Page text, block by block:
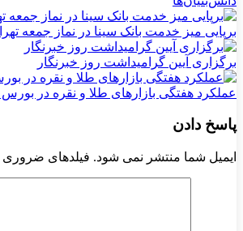
برپایی میز خدمت بانک سینا در نماز جمعه
برگزاری آیین گرامیداشت روز خبرنگار
عملکرد هفتگی بازارهای طلا و نقره در بورس
پاسخ دادن
ایمیل شما منتشر نمی شود. فیلدهای ضروری